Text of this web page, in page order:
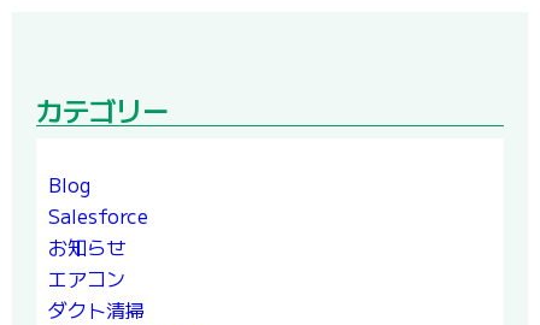
カテゴリー
Blog
Salesforce
お知らせ
エアコン
ダクト清掃